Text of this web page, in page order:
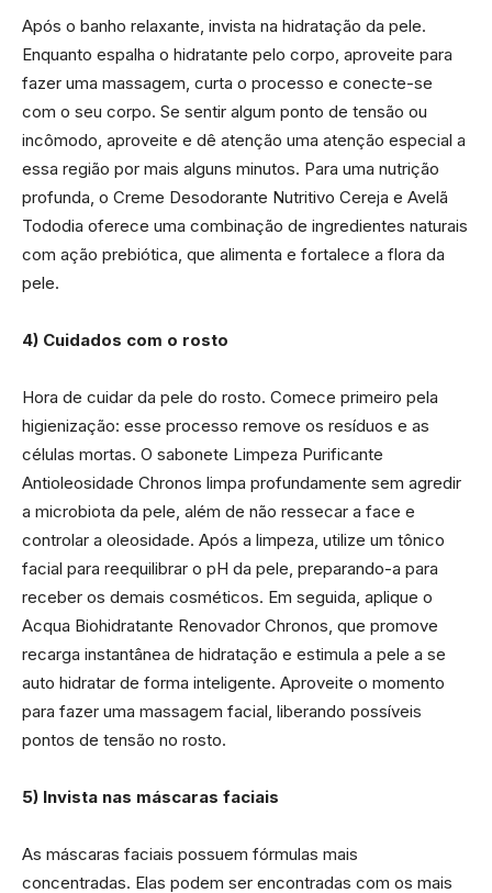
Após o banho relaxante, invista na hidratação da pele.
Enquanto espalha o hidratante pelo corpo, aproveite para
fazer uma massagem, curta o processo e conecte-se
com o seu corpo. Se sentir algum ponto de tensão ou
incômodo, aproveite e dê atenção uma atenção especial a
essa região por mais alguns minutos. Para uma nutrição
profunda, o Creme Desodorante Nutritivo Cereja e Avelã
Tododia oferece uma combinação de ingredientes naturais
com ação prebiótica, que alimenta e fortalece a flora da
pele.
4) Cuidados com o rosto
Hora de cuidar da pele do rosto. Comece primeiro pela
higienização: esse processo remove os resíduos e as
células mortas. O sabonete Limpeza Purificante
Antioleosidade Chronos limpa profundamente sem agredir
a microbiota da pele, além de não ressecar a face e
controlar a oleosidade. Após a limpeza, utilize um tônico
facial para reequilibrar o pH da pele, preparando-a para
receber os demais cosméticos. Em seguida, aplique o
Acqua Biohidratante Renovador Chronos, que promove
recarga instantânea de hidratação e estimula a pele a se
auto hidratar de forma inteligente. Aproveite o momento
para fazer uma massagem facial, liberando possíveis
pontos de tensão no rosto.
5) Invista nas máscaras faciais
As máscaras faciais possuem fórmulas mais
concentradas. Elas podem ser encontradas com os mais